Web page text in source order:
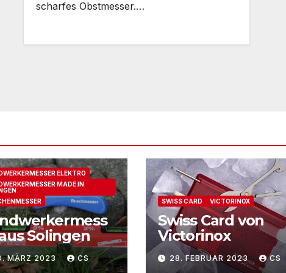
scharfes Obstmesser.…
ELEKTRO
MADE IN
Solingen
MÄRZ 2023 CS
SWISS CARD VICTORINOX
Swiss Card von
Victorinox
28. FEBRUAR 2023 CS